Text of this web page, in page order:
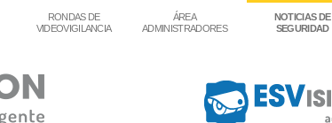
RONDAS DE
VIDEOVIGILANCIA
ÁREA
ADMINISTRADORES
NOTICIAS DE
SEGURIDAD